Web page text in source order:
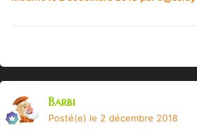
Barbi
Posté(e) le 2 décembre 2018